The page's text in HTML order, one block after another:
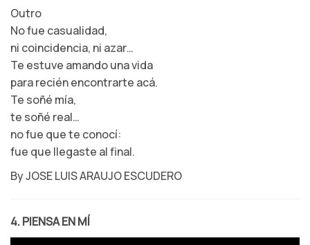
Outro
No fue casualidad,
ni coincidencia, ni azar…
Te estuve amando una vida
para recién encontrarte acá.
Te soñé mía,
te soñé real…
no fue que te conocí:
fue que llegaste al final.
By JOSE LUIS ARAUJO ESCUDERO
4. PIENSA EN MÍ